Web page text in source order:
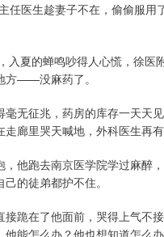
医生趁妻子不在，偷偷服用
入夏的蝉鸣吵得人心慌，徐
方——没麻药了。
毫无征兆，药房的库存一天天
廊里哭天喊地，外科医生再有
，他跑去南京医学院学过麻醉
的徒弟都护不住。
接跪在了他面前，哭得上气不
能怎么办？他也想知道怎么办